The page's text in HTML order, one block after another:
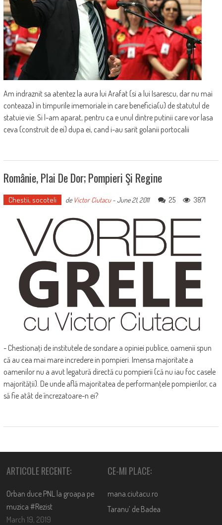
Am indraznit sa atentez la aura lui Arafat (si a lui Isarescu, dar nu mai
conteaza) in timpurile imemoriale in care beneficia(u) de statutul de
statuie vie. Si l-am aparat, pentru ca e unul dintre putinii care vor lasa
ceva (construit de ei) dupa ei, cand i-au sarit golanii portocalii
Românie, Plai De Dor; Pompieri Şi Regine
Chestii, socoteli de Victor Ciutacu-June 21, 2011 25 3871
- Chestionaţi de institutele de sondare a opiniei publice, oamenii spun
că au cea mai mare incredere in pompieri. Imensa majoritate a
oamenilor nu a avut legatură directă cu pompierii (că nu iau foc casele
majorităţii). De unde află majoritatea de performanţele pompierilor, ca
să fie atât de încrezatoare-n ei?
ARTICOLE RECENTE:
Orban duce PNL la groapa pe
muzica #Rezist
March 19, 2019
CE-MI PLACE:
mana.ciutacu.ro
Taranu’ de Badea